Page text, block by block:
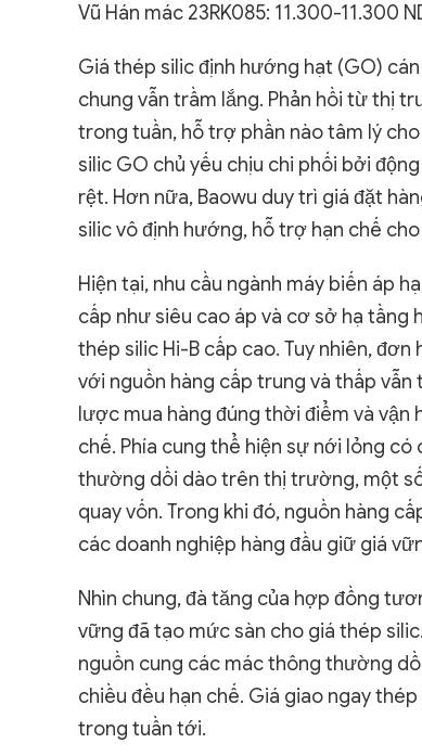
Vũ Hán mác 23RK085: 11.300-11.300
Giá thép silic định hướng hạt (GO)
chung vẫn trầm lắng. Phản hồi từ thị
trong tuần, hỗ trợ phần nào tâm lý
silic GO chủ yếu chịu chi phối bởi
rệt. Hơn nữa, Baowu duy trì giá đặt
silic vô định hướng, hỗ trợ hạn chế
Hiện tại, nhu cầu ngành máy biến áp
cấp như siêu cao áp và cơ sở hạ tầng
thép silic Hi-B cấp cao. Tuy nhiên,
với nguồn hàng cấp trung và thấp
lược mua hàng đúng thời điểm và
chế. Phía cung thể hiện sự nới lỏng
thường dồi dào trên thị trường, một
quay vốn. Trong khi đó, nguồn hàng
các doanh nghiệp hàng đầu giữ giá
Nhìn chung, đà tăng của hợp đồng
vững đã tạo mức sàn cho giá thép
nguồn cung các mác thông thường
chiều đều hạn chế. Giá giao ngay
trong tuần tới.